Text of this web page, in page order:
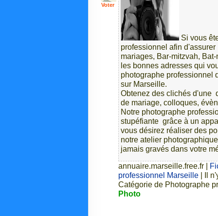
Voter
Si vous
professionnel afin
mariages, Bar-mitzvah,
les bonnes adresses qui
photographe professionnel
sur Marseille.
Obtenez des clichés d'une
de mariage, colloques,
Notre photographe
stupéfiante grâce à un
vous désirez réaliser des
notre atelier
jamais gravés dans votre
annuaire.marseille.free.fr
professionnel Marseille
| Il
Catégorie de Photographe
Photo